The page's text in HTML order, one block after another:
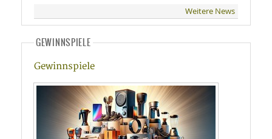
Weitere News
GEWINNSPIELE
Gewinnspiele